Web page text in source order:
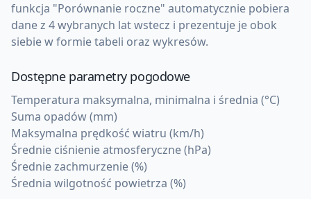
funkcja "Porównanie roczne" automatycznie pobiera
dane z 4 wybranych lat wstecz i prezentuje je obok
siebie w formie tabeli oraz wykresów.
Dostępne parametry pogodowe
Temperatura maksymalna, minimalna i średnia (°C)
Suma opadów (mm)
Maksymalna prędkość wiatru (km/h)
Średnie ciśnienie atmosferyczne (hPa)
Średnie zachmurzenie (%)
Średnia wilgotność powietrza (%)